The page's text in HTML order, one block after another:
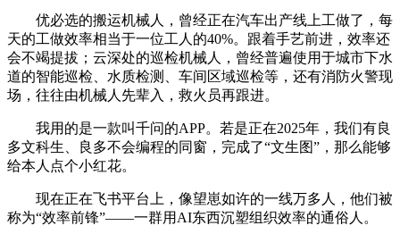
优必选的搬运机械人，曾经正在汽车出产线上工做了，每
天的工做效率相当于一位工人的40%。跟着手艺前进，效率还
会不竭提拔；云深处的巡检机械人，曾经普遍使用于城市下水
道的智能巡检、水质检测、车间区域巡检等，还有消防火警现
场，往往由机械人先辈入，救火员再跟进。
我用的是一款叫千问的APP。若是正在2025年，我们有良
多文科生、良多不会编程的同窗，完成了“文生图”，那么能够
给本人点个小红花。
现在正在飞书平台上，像望崽如许的一线万多人，他们被
称为“效率前锋”——一群用AI东西沉塑组织效率的通俗人。